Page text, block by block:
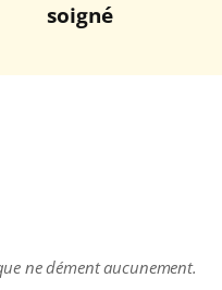
soigné
ne dément aucunement.